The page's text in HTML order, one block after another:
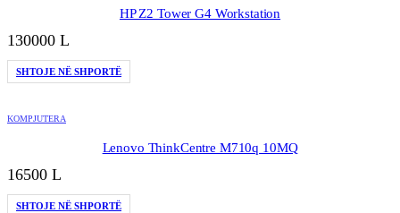
HP Z2 Tower G4 Workstation
130000 L
SHTOJE NË SHPORTË
KOMPJUTERA
Lenovo ThinkCentre M710q 10MQ
16500 L
SHTOJE NË SHPORTË